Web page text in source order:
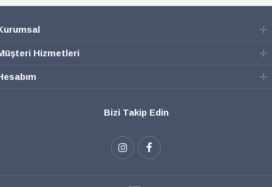
Hizmetleri
Bizi Takip Edin